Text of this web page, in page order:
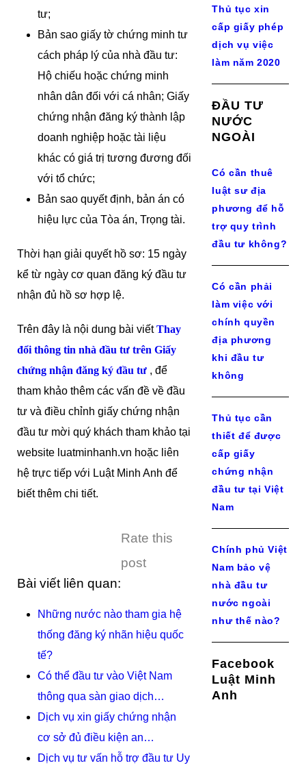
tư;
Bản sao giấy tờ chứng minh tư
cách pháp lý của nhà đầu tư:
Hộ chiếu hoặc chứng minh
nhân dân đối với cá nhân; Giấy
chứng nhận đăng ký thành lập
doanh nghiệp hoặc tài liệu
khác có giá trị tương đương đối
với tổ chức;
Bản sao quyết định, bản án có
hiệu lực của Tòa án, Trọng tài.
Thời hạn giải quyết hồ sơ: 15 ngày
kể từ ngày cơ quan đăng ký đầu tư
nhận đủ hồ sơ hợp lệ.
Trên đây là nội dung bài viếtThay
đổi thông tin nhà đầu tư trên Giấy
chứng nhận đăng ký đầu tư , để
tham khảo thêm các vấn đề về đầu
tư và điều chỉnh giấy chứng nhận
đầu tư mời quý khách tham khảo tại
website luatminhanh.vn hoặc liên
hệ trực tiếp với Luật Minh Anh để
biết thêm chi tiết.
Rate this
post
Bài viết liên quan:
Những nước nào tham gia hệ
thống đăng ký nhãn hiệu quốc
tế?
Có thể đầu tư vào Việt Nam
thông qua sàn giao dịch…
Dịch vụ xin giấy chứng nhận
cơ sở đủ điều kiện an…
Dịch vụ tư vấn hỗ trợ đầu tư Uy
Thủ tục xin
cấp giấy phép
dịch vụ việc
làm năm 2020
ĐẦU TƯ
NƯỚC
NGOÀI
Có cần thuê
luật sư địa
phương để hỗ
trợ quy trình
đầu tư không?
Có cần phải
làm việc với
chính quyền
địa phương
khi đầu tư
không
Thủ tục cần
thiết để được
cấp giấy
chứng nhận
đầu tư tại Việt
Nam
Chính phủ Việt
Nam bảo vệ
nhà đầu tư
nước ngoài
như thế nào?
Facebook
Luật Minh
Anh